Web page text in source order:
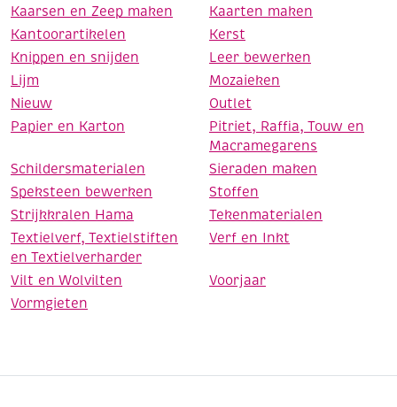
Kaarsen en Zeep maken
Kaarten maken
Kantoorartikelen
Kerst
Knippen en snijden
Leer bewerken
Lijm
Mozaieken
Nieuw
Outlet
Papier en Karton
Pitriet, Raffia, Touw en
Macramegarens
Schildersmaterialen
Sieraden maken
Speksteen bewerken
Stoffen
Strijkkralen Hama
Tekenmaterialen
Textielverf, Textielstiften
en Textielverharder
Verf en Inkt
Vilt en Wolvilten
Voorjaar
Vormgieten